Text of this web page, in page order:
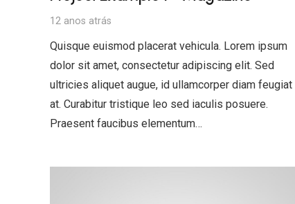
12 anos atrás
Quisque euismod placerat vehicula. Lorem ipsum
dolor sit amet, consectetur adipiscing elit. Sed
ultricies aliquet augue, id ullamcorper diam feugiat
at. Curabitur tristique leo sed iaculis posuere.
Praesent faucibus elementum…